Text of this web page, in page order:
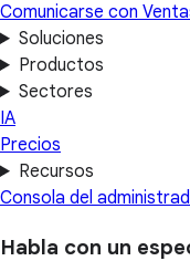
Comunicarse con
Soluciones
Productos
Sectores
IA
Precios
Recursos
Consola del
Habla con un